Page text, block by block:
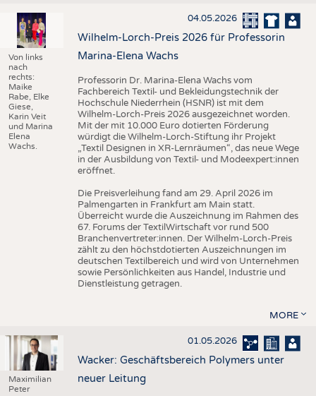
Von links
nach
rechts:
Maike
Rabe, Elke
Giese,
Karin Veit
und Marina
Elena
Wachs.
04.05.2026
Wilhelm-Lorch-Preis 2026 für Professorin
Marina-Elena Wachs
Professorin Dr. Marina-Elena Wachs vom
Fachbereich Textil- und Bekleidungstechnik der
Hochschule Niederrhein (HSNR) ist mit dem
Wilhelm-Lorch-Preis 2026 ausgezeichnet worden.
Mit der mit 10.000 Euro dotierten Förderung
würdigt die Wilhelm-Lorch-Stiftung ihr Projekt
„Textil Designen in XR-Lernräumen“, das neue Wege
in der Ausbildung von Textil- und Modeexpert:innen
eröffnet.
Die Preisverleihung fand am 29. April 2026 im
Palmengarten in Frankfurt am Main statt.
Überreicht wurde die Auszeichnung im Rahmen des
67. Forums der TextilWirtschaft vor rund 500
Branchenvertreter:innen. Der Wilhelm-Lorch-Preis
zählt zu den höchstdotierten Auszeichnungen im
deutschen Textilbereich und wird von Unternehmen
sowie Persönlichkeiten aus Handel, Industrie und
Dienstleistung getragen.
MORE
Maximilian
Peter
01.05.2026
Wacker: Geschäftsbereich Polymers unter
neuer Leitung